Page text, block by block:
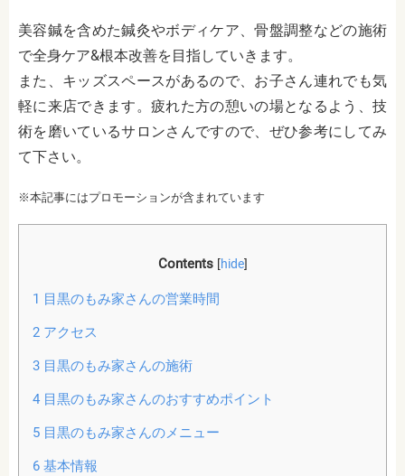
美容鍼を含めた鍼灸やボディケア、骨盤調整などの施術
で全身ケア&根本改善を目指していきます。
また、キッズスペースがあるので、お子さん連れでも気
軽に来店できます。疲れた方の憩いの場となるよう、技
術を磨いているサロンさんですので、ぜひ参考にしてみ
て下さい。
※本記事にはプロモーションが含まれています
Contents [hide]
1 目黒のもみ家さんの営業時間
2アクセス
3目黒のもみ家さんの施術
4目黒のもみ家さんのおすすめポイント
5目黒のもみ家さんのメニュー
6基本情報